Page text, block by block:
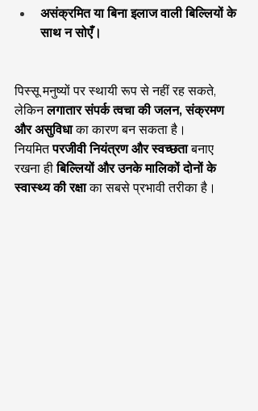
असंक्रमित या बिना इलाज वाली बिल्लियों के
साथ न सोएँ।
पिस्सू मनुष्यों पर स्थायी रूप से नहीं रह सकते,
लेकिन लगातार संपर्क त्वचा की जलन, संक्रमण
और असुविधा का कारण बन सकता है।
नियमित परजीवी नियंत्रण और स्वच्छता बनाए
रखना ही बिल्लियों और उनके मालिकों दोनों के
स्वास्थ्य की रक्षा का सबसे प्रभावी तरीका है।